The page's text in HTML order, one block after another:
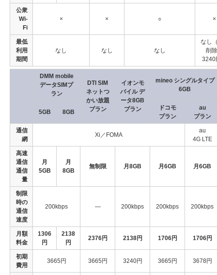
公衆
Wi-
Fi
× × ○ ×
最低
利用
期間
なし なし なし
なし
削
3240
DMM mobile
データSIMプ
ラン
DTI SIM
ネットつ
かい放題
プラン
イオンモ
バイル デ
ータ8GB
プラン
mineo シングルタイプ
6GB
5GB 8GB
ドコモ
プラン
au
プラン
通信
網
Xi／FOMA
au
4G LTE
高速
通信
通信
量
月
5GB
月
8GB
無制限 月8GB 月6GB 月6GB
制限
時の
通信
速度
200kbps ― 200kbps 200kbps 200kbps
月額
料金
1306
円
2138
円
2376円 2138円 1706円 1706円
初期
費用
3665円 3665円 3240円 3665円 3678円